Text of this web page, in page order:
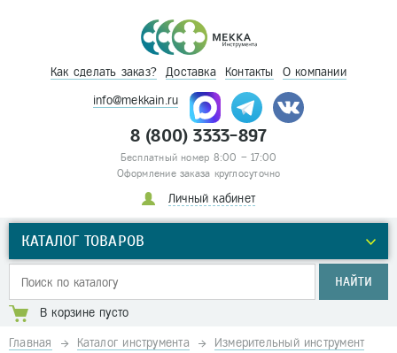
Как сделать заказ? Доставка Контакты О компании
info@mekkain.ru
8 (800) 3333-897
Бесплатный номер 8:00 – 17:00
Оформление заказа круглосуточно
Личный кабинет
КАТАЛОГ ТОВАРОВ
НАЙТИ
В корзине пусто
Главная Каталог инструмента
Измерительный инструмент